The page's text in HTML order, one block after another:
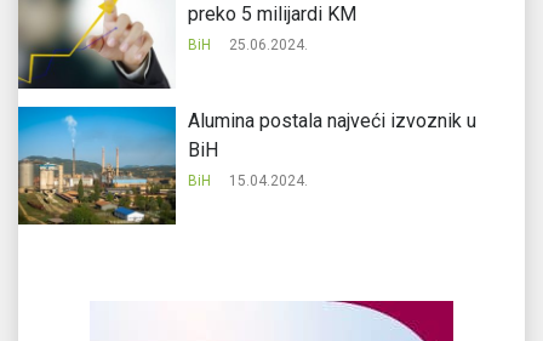
preko 5 milijardi KM
BiH 25.06.2024.
Alumina postala najveći izvoznik u
BiH
BiH 15.04.2024.